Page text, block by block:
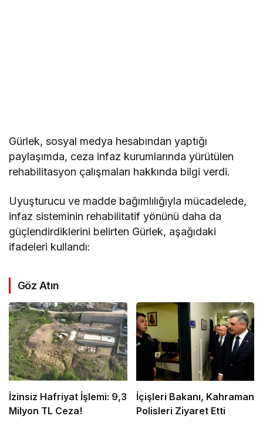
Gürlek, sosyal medya hesabından yaptığı
paylaşımda, ceza infaz kurumlarında yürütülen
rehabilitasyon çalışmaları hakkında bilgi verdi.
Uyuşturucu ve madde bağımlılığıyla mücadelede,
infaz sisteminin rehabilitatif yönünü daha da
güçlendirdiklerini belirten Gürlek, aşağıdaki
ifadeleri kullandı:
Göz Atın
İzinsiz Hafriyat İşlemi: 9,3
Milyon TL Ceza!
İçişleri Bakanı, Kahraman
Polisleri Ziyaret Etti